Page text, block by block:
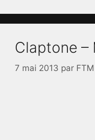
Claptone –
7 mai 2013 par FTM